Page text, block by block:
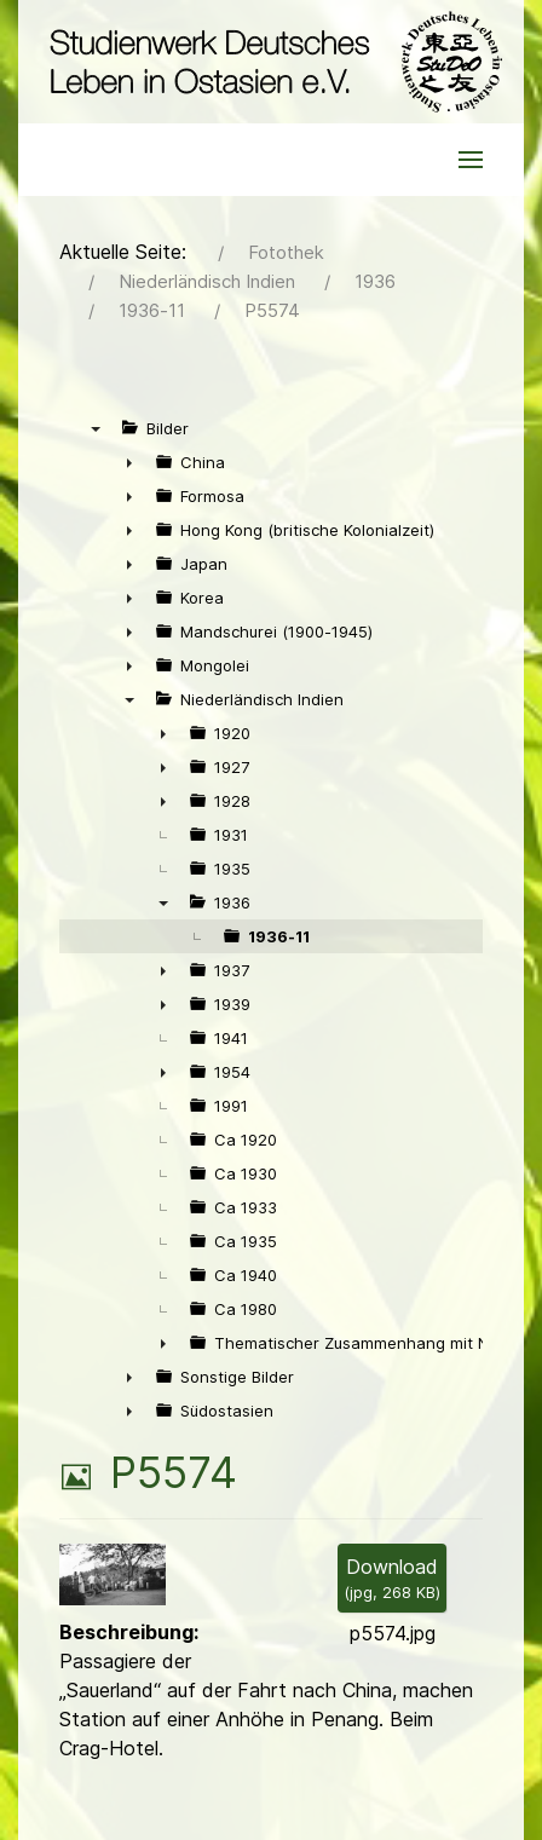
Aktuelle Seite:
Fotothek
Niederländisch Indien
1936
1936-11
P5574
Bilder
►
China
►
Formosa
►
Hong Kong (britische Kolonialzeit)
►
Japan
►
Korea
►
Mandschurei (1900-1945)
►
Mongolei
Niederländisch Indien
►
1920
►
1927
►
1928
1931
1935
1936
1936-11
►
1937
►
1939
1941
►
1954
1991
Ca 1920
Ca 1930
Ca 1933
Ca 1935
Ca 1940
Ca 1980
►
Thematischer Zusammenhang mit Niederl
►
Sonstige Bilder
Südostasien
B
l
d
P5574
Download
(jpg, 268 KB)
p5574.jpg
Beschreibung:
Passagiere der
„Sauerland“ auf der Fahrt nach China, machen
Station auf einer Anhöhe in Penang. Beim
Crag-Hotel.